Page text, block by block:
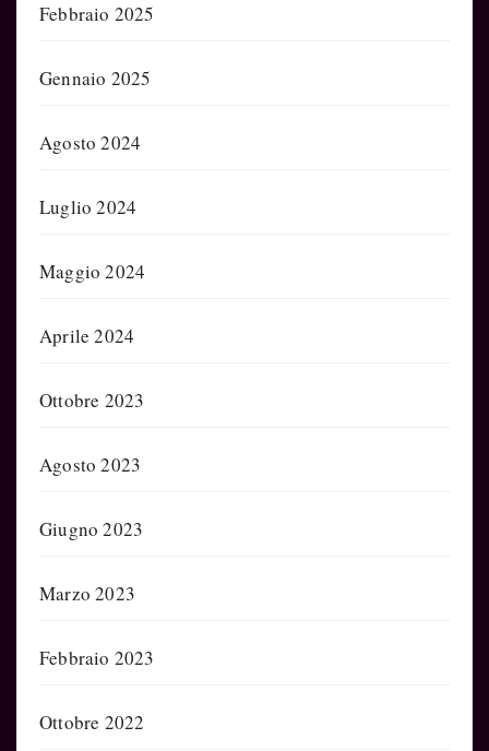
Febbraio 2025
Gennaio 2025
Agosto 2024
Luglio 2024
Maggio 2024
Aprile 2024
Ottobre 2023
Agosto 2023
Giugno 2023
Marzo 2023
Febbraio 2023
Ottobre 2022